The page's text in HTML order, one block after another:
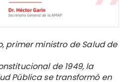
primer ministro de Salud de
de 1949, la
Pública se transformó en